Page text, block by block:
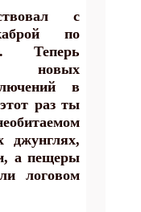
с
по
Теперь
новых
в
раз ты
джунглях,
а пещеры
логовом